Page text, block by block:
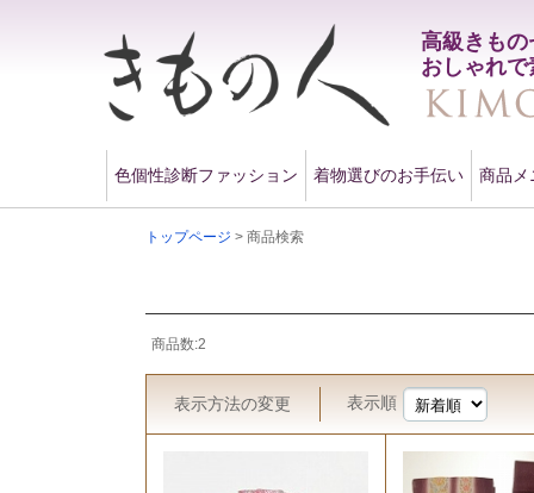
高級きも
おしゃれ
色個性診断ファッション 着物選びのお手伝い 商品メ
トップページ > 商品検索
商品数:2
表示方法の変更 表示順